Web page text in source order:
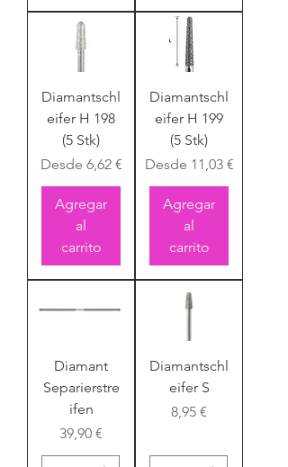
Diamantschl
eifer H 198
(5 Stk)
Desde 6,62 €
Precio de oferta
Agregar
al
carrito
Diamantschl
eifer H 199
(5 Stk)
Desde 11,03 €
Precio de oferta
Agregar
al
carrito
Diamant
Separierstre
ifen
Precio
39,90 €
Diamantschl
eifer S
Precio
8,95 €